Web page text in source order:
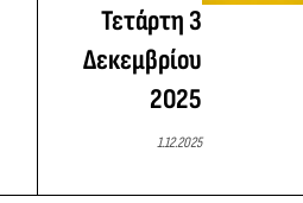
Τετάρτη 3
Δεκεμβρίου
2025
1.12.2025